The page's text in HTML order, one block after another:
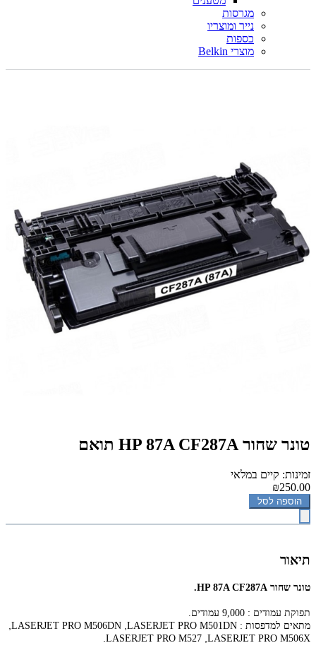
מגרסות
נייר ומוצריו
כספות
מוצרי Belkin
טונר ‏שחור HP 87A CF287A תואם
זמינות: קיים במלאי
₪250.00
הוספה לסל
תיאור
טונר ‏שחור HP 87A CF287A.
תפוקת עמודים : 9,000 עמודים.
מתאים למדפסות : LASERJET PRO M501DN
,
LASERJET PRO M506DN
,
LASERJET PRO M506X
,
LASERJET PRO M527
.